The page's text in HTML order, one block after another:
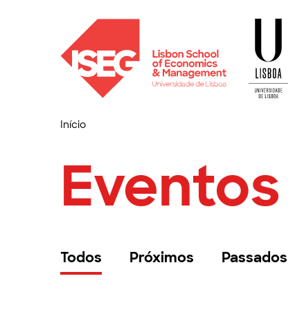
Início
Eventos
Todos Próximos Passados